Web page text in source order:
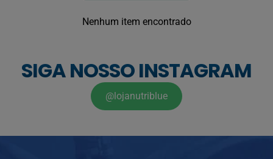
Nenhum item encontrado
SIGA NOSSO INSTAGRAM
@lojanutriblue